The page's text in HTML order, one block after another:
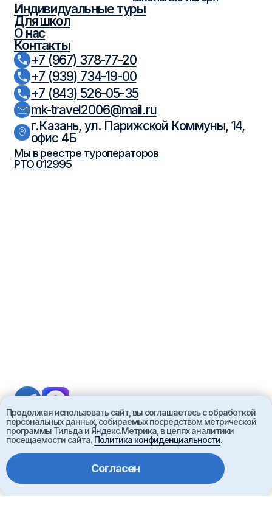
Продолжая использовать сайт, вы соглашаетесь с обработкой
персональных данных, собираемых посредством метрической
программы Тильда и Яндекс.Метрика, в целях аналитики
посещаемости сайта. Политика конфиденциальности.
Согласен